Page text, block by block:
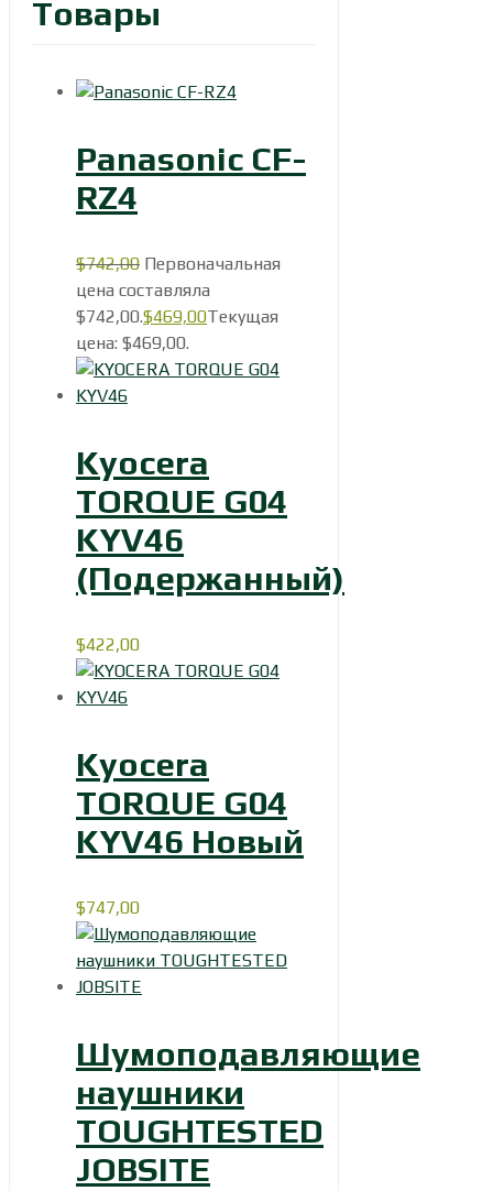
Товары
Panasonic CF-
RZ4
$742,00 Первоначальная
цена составляла
$742,00.$469,00Текущая
цена: $469,00.
Kyocera
TORQUE G04
KYV46
(Подержанный)
$422,00
Kyocera
TORQUE G04
KYV46 Новый
$747,00
Шумоподавляющие
наушники
TOUGHTESTED
JOBSITE